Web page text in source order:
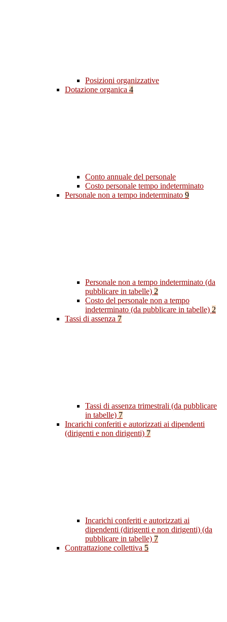
Posizioni organizzative
Dotazione organica 4
Conto annuale del personale
Costo personale tempo indeterminato
Personale non a tempo indeterminato 9
Personale non a tempo indeterminato (da
pubblicare in tabelle) 2
Costo del personale non a tempo
indeterminato (da pubblicare in tabelle) 2
Tassi di assenza 7
Tassi di assenza trimestrali (da pubblicare
in tabelle) 7
Incarichi conferiti e autorizzati ai dipendenti
(dirigenti e non dirigenti) 7
Incarichi conferiti e autorizzati ai
dipendenti (dirigenti e non dirigenti) (da
pubblicare in tabelle) 7
Contrattazione collettiva 5